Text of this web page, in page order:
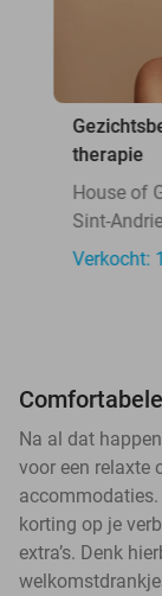
therapie
House of
Sint-
Verkocht:
Na al dat
voor een relaxte
korting op je
extra’s. Denk